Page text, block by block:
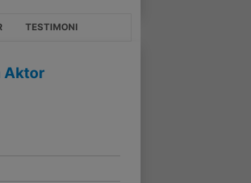
TESTIMONI
Aktor